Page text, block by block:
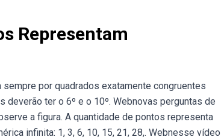
Representam
por quadrados exatamente congruentes
ter o 6º e o 10º. Webnovas perguntas de
a figura. A quantidade de pontos representa
infinita: 1, 3, 6, 10, 15, 21, 28,. Webnesse vídeo